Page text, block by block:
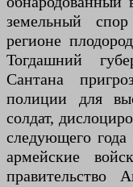
земельный
регионе
Тогдашний
Сантана
полиции для
солдат,
следующего
армейские
правительство